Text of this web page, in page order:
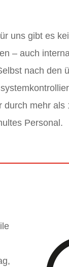
uns gibt es
– auch
nach den
mehr als
Personal.